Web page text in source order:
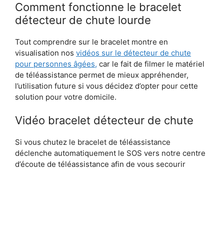
Comment fonctionne le bracelet
détecteur de chute lourde
Tout comprendre sur le bracelet montre en
visualisation nos vidéos sur le détecteur de chute
pour personnes âgées, car le fait de filmer le matériel
de téléassistance permet de mieux appréhender,
l’utilisation future si vous décidez d’opter pour cette
solution pour votre domicile.
Vidéo bracelet détecteur de chute
Si vous chutez le bracelet de téléassistance
déclenche automatiquement le SOS vers notre centre
d’écoute de téléassistance afin de vous secourir